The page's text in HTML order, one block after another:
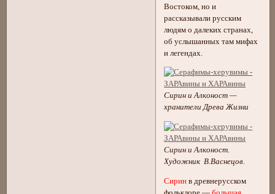
Востоком, но и
рассказывали русским
людям о далеких странах,
об услышанных там мифах
и легендах.
Сирин и Алконост —
хранители Древа Жизни
Сирин и Алконост.
Художник В.Васнецов.
Сирин в древнерусском